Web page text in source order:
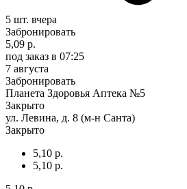
5 шт. вчера
Забронировать
5,09 р.
под заказ в 07:25
7 августа
Забронировать
Планета Здоровья Аптека №5
Закрыто
ул. Левина, д. 8 (м-н Санта)
Закрыто
5,10 р.
5,10 р.